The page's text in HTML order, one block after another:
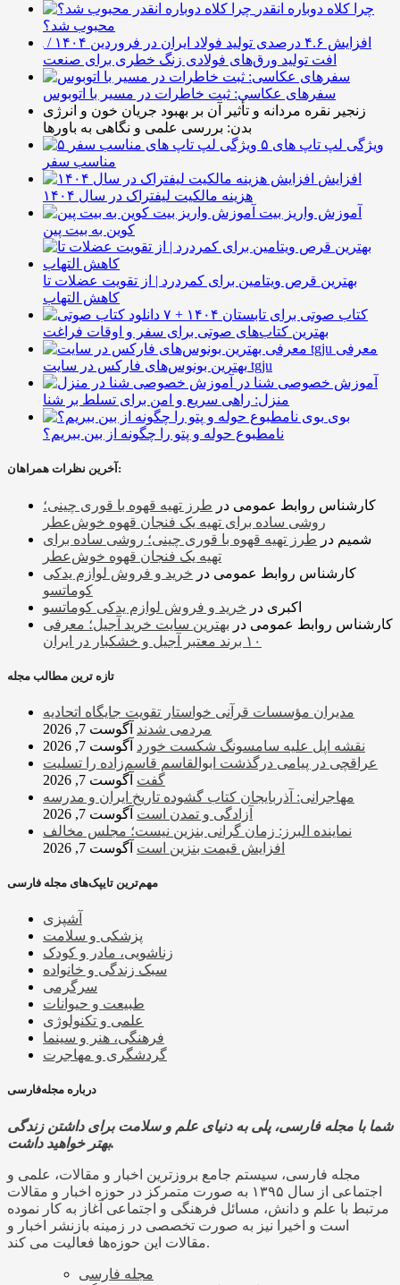
چرا کلاه دوباره انقدر
محبوب شد؟
افزایش ۴.۶ درصدی تولید فولاد ایران در فروردین ۱۴۰۴ /
افت تولید ورق‌های فولادی زنگ خطری برای صنعت
سفرهای عکاسی: ثبت خاطرات در مسیر با اتوبوس
زنجیر نقره مردانه و تأثیر آن بر بهبود جریان خون و انرژی
بدن: بررسی علمی و نگاهی به باورها
۵ ویژگی لپ تاپ های
مناسب سفر
افزایش
هزینه مالکیت لیفتراک در سال ۱۴۰۴
آموزش واریز بیت
کوین به بیت پین
بهترین قرص ویتامین برای کمردرد | از تقویت عضلات تا
کاهش التهاب
۷ کتاب صوتی برای تابستان ۱۴۰۴ +
بهترین کتاب‌های صوتی برای سفر و اوقات فراغت
معرفی
بهترین بونوس‌های فارکس در سایت tgju
آموزش خصوصی شنا در
منزل: راهی سریع و امن برای تسلط بر شنا
بوی
نامطبوع حوله و پتو را چگونه از بین ببریم؟
آخرین نظرات همراهان:
کارشناس روابط عمومی در طرز تهیه قهوه با قوری چینی؛
روشی ساده برای تهیه یک فنجان قهوه خوش‌عطر
شمیم در طرز تهیه قهوه با قوری چینی؛ روشی ساده برای
تهیه یک فنجان قهوه خوش‌عطر
کارشناس روابط عمومی در خرید و فروش لوازم یدکی
کوماتسو
اکبری در خرید و فروش لوازم یدکی کوماتسو
کارشناس روابط عمومی در بهترین سایت خرید آجیل؛ معرفی
۱۰ برند معتبر آجیل و خشکبار در ایران
تازه ترین مطالب مجله
مدیران مؤسسات قرآنی خواستار تقویت جایگاه اتحادیه‌
مردمی شدند آگوست 7, 2026
نقشه اپل علیه سامسونگ شکست خورد آگوست 7, 2026
عراقچی در پیامی درگذشت ابوالقاسم قاسم‌زاده را تسلیت
گفت آگوست 7, 2026
مهاجرانی: آذربایجان کتاب گشوده تاریخ ایران و مدرسه
آزادگی و تمدن است آگوست 7, 2026
نماینده البرز: زمان گرانی بنزین نیست؛ مجلس مخالف
افزایش قیمت بنزین است آگوست 7, 2026
مهم‌ترین تایپک‌های مجله فارسی
آشپزی
پزشکی و سلامت
زناشویی، مادر و کودک
سبک زندگی و خانواده
سرگرمی
طبیعت و حیوانات
علمی و تکنولوژی
فرهنگی، هنر و سینما
گردشگری و مهاجرت
درباره مجله‌فارسی
شما با مجله فارسی، پلی به دنیای علم و سلامت برای داشتن زندگی
بهتر خواهید داشت.
مجله فارسی، سیستم جامع بروزترین اخبار و مقالات، علمی و
اجتماعی از سال ۱۳۹۵ به صورت متمرکز در حوزه اخبار و مقالات
مرتبط با علم و دانش، مسائل فرهنگی و اجتماعی آغاز به کار نموده
است و اخیرا نیز به صورت تخصصی در زمینه بازنشر اخبار و
مقالات این حوزه‌ها فعالیت می کند.
مجله فارسی